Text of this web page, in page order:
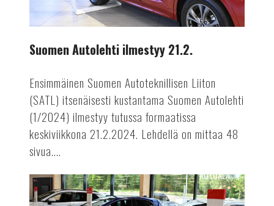
Suomen Autolehti ilmestyy 21.2.
Ensimmäinen Suomen Autoteknillisen Liiton
(SATL) itsenäisesti kustantama Suomen Autolehti
(1/2024) ilmestyy tutussa formaatissa
keskiviikkona 21.2.2024. Lehdellä on mittaa 48
sivua....
Autoveron
tuotossa
AUTOALA